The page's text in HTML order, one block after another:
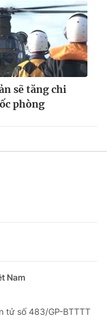
sẽ tăng chi
phòng
Nam
tử số 483/GP-BTTTT